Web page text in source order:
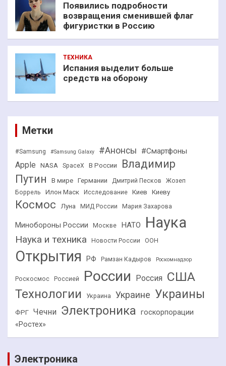
Появились подробности
возвращения сменившей флаг
фигуристки в Россию
ТЕХНИКА
Испания выделит больше
средств на оборону
Метки
#Samsung #Samsung Galaxy #Анонсы #Смартфоны
Apple NASA SpaceX В России
Владимир
Путин
В мире Германии Дмитрий Песков
Жозеп
Боррель
Илон Маск Исследование Киев Киеву
Космос Луна МИД России Мария Захарова
Минобороны России Москве НАТО Наука
Наука и техника Новости России ООН
Открытия РФ Рамзан Кадыров Роскомнадзор
Роскосмос Россией России Россия США
Технологии Украина Украине Украины
ФРГ Чечни Электроника госкорпорации
«Ростех»
Электроника